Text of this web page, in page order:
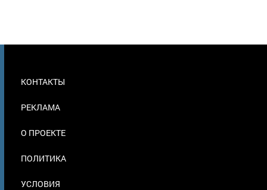
В
КОНТАКТЫ
РЕКЛАМА
О ПРОЕКТЕ
ПОЛИТИКА
УСЛОВИЯ